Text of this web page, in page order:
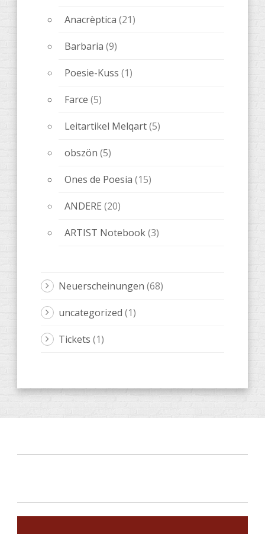
Anacrèptica (21)
Barbaria (9)
Poesie-Kuss (1)
Farce (5)
Leitartikel Melqart(5)
obszön (5)
Ones de Poesia (15)
ANDERE (20)
ARTIST Notebook(3)
Neuerscheinungen (68)
uncategorized (1)
Tickets (1)